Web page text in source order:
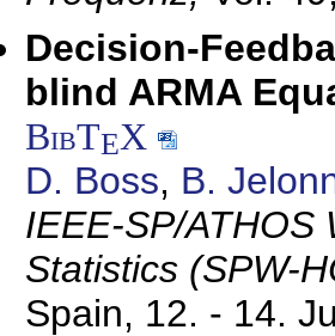
Decision-
blind ARMA
BibTEX
D. Boss, B.
IEEE-SP/ATHOS
Statistics (SPW-
Spain, 12. - 14.